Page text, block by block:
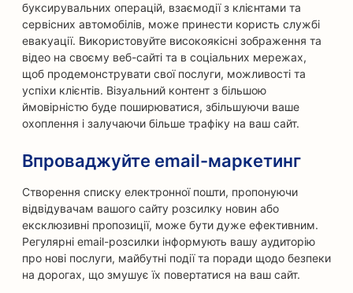
буксирувальних операцій, взаємодії з клієнтами та
сервісних автомобілів, може принести користь службі
евакуації. Використовуйте високоякісні зображення та
відео на своєму веб-сайті та в соціальних мережах,
щоб продемонструвати свої послуги, можливості та
успіхи клієнтів. Візуальний контент з більшою
ймовірністю буде поширюватися, збільшуючи ваше
охоплення і залучаючи більше трафіку на ваш сайт.
Впроваджуйте email-маркетинг
Створення списку електронної пошти, пропонуючи
відвідувачам вашого сайту розсилку новин або
ексклюзивні пропозиції, може бути дуже ефективним.
Регулярні email-розсилки інформують вашу аудиторію
про нові послуги, майбутні події та поради щодо безпеки
на дорогах, що змушує їх повертатися на ваш сайт.